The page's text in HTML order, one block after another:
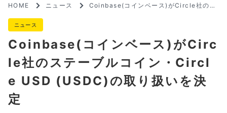
HOME ニュース
Coinbase(コインベース)がCircle社のス
ニュース
Coinbase(コインベース)がCirc
le社のステーブルコイン・Circl
e USD (USDC)の取り扱いを決
定